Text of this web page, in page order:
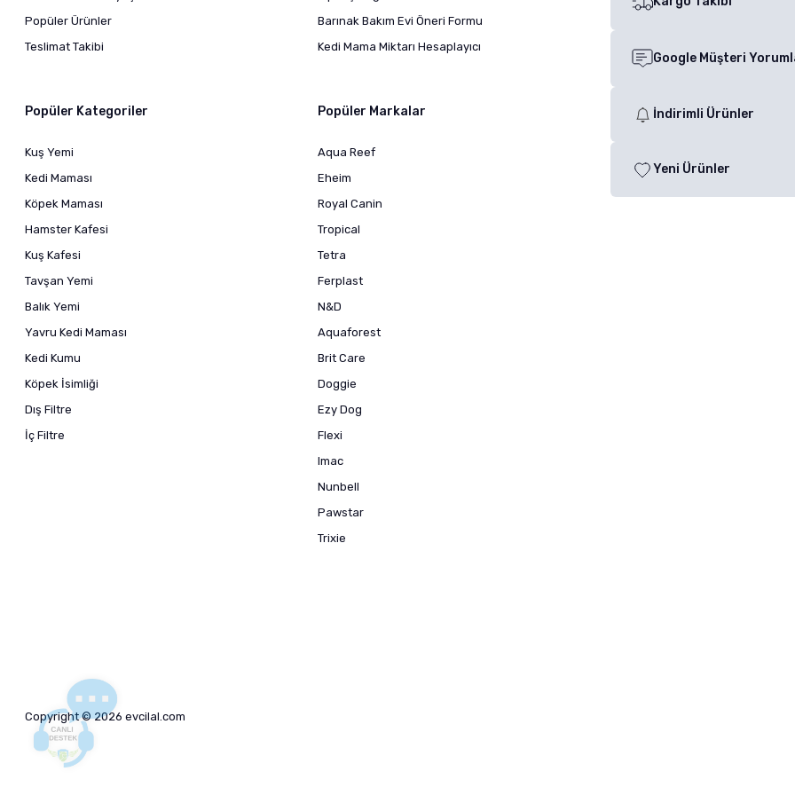
Popüler Ürünler
Teslimat Takibi
Barınak Bakım Evi Öneri Formu
Kedi Mama Miktarı Hesaplayıcı
Popüler Kategoriler
Kuş Yemi
Kedi Maması
Köpek Maması
Hamster Kafesi
Kuş Kafesi
Tavşan Yemi
Balık Yemi
Yavru Kedi Maması
Kedi Kumu
Köpek İsimliği
Dış Filtre
İç Filtre
Popüler Markalar
Aqua Reef
Eheim
Royal Canin
Tropical
Tetra
Ferplast
N&D
Aquaforest
Brit Care
Doggie
Ezy Dog
Flexi
Imac
Nunbell
Pawstar
Trixie
Google Müşteri
İndirimli Ürünler
Yeni Ürünler
Copyright © 2026 evcilal.com